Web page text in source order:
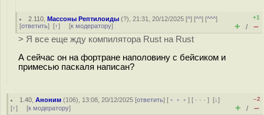
2.110 ,Массоны Рептилоиды (?), 21:31, 20/12/2025 [^] [^^] [^^^]
[ответить] [↑] [к модератору]
+1
+ / –
> Я все еще жду компилятора Rust на Rust
А сейчас он на фортране наполовину с бейсиком и
примесью паскаля написан?
1.40 ,Аноним (106), 13:08, 20/12/2025 [ответить] [ ﹢﹢﹢] [ · · ·][↓]
[↑] [к модератору]
–2
+ / –